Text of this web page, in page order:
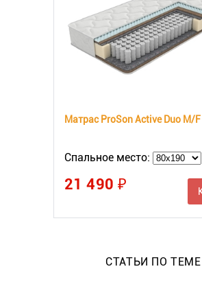
Матрас ProSon Active Duo M/F
Спальное место:
21 490 ₽
СТАТЬИ ПО ТЕМЕ